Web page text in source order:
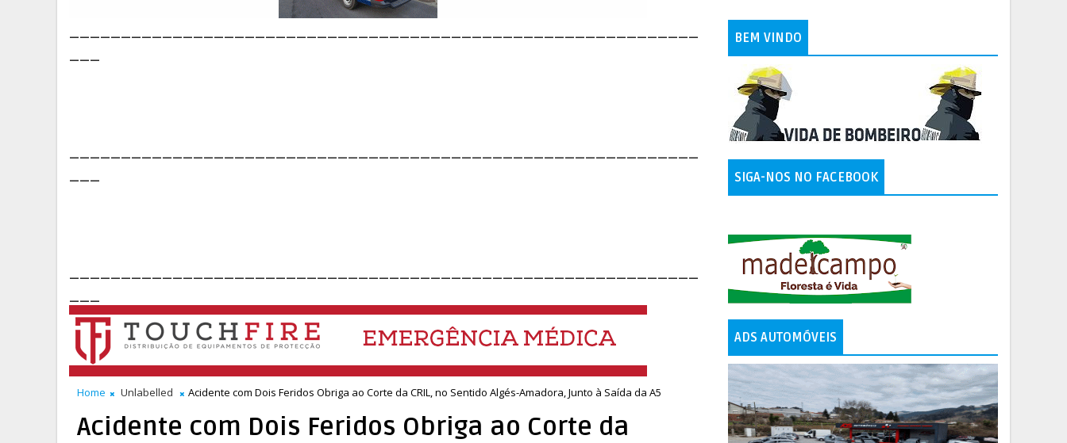
Home Unlabelled Acidente com Dois Feridos Obriga ao Corte da CRIL, no Sentido Algés-Amadora, Junto à Saída da A5
Acidente com Dois Feridos Obriga ao Corte da
BEM VINDO
SIGA-NOS NO FACEBOOK
ADS AUTOMÓVEIS